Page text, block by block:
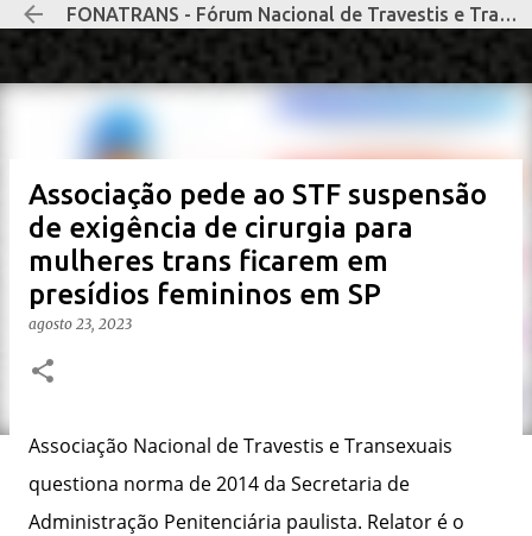
Pular para o conteúdo principal
FONATRANS - Fórum Nacional de Travestis e Transexuais Negras e Negros
Associação pede ao STF suspensão
de exigência de cirurgia para
mulheres trans ficarem em
presídios femininos em SP
agosto 23, 2023
Associação Nacional de Travestis e Transexuais
questiona norma de 2014 da Secretaria de
Administração Penitenciária paulista. Relator é o